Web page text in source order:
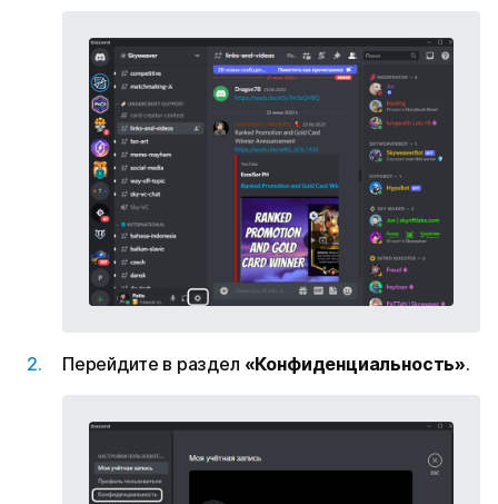
Перейдите в раздел «Конфиденциальность».